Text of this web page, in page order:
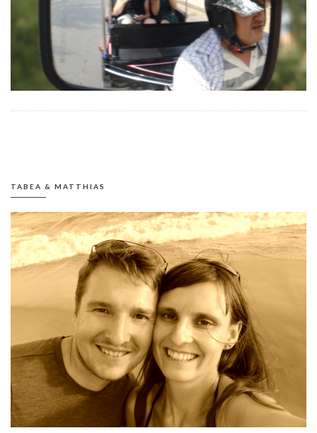
TABEA & MATTHIAS